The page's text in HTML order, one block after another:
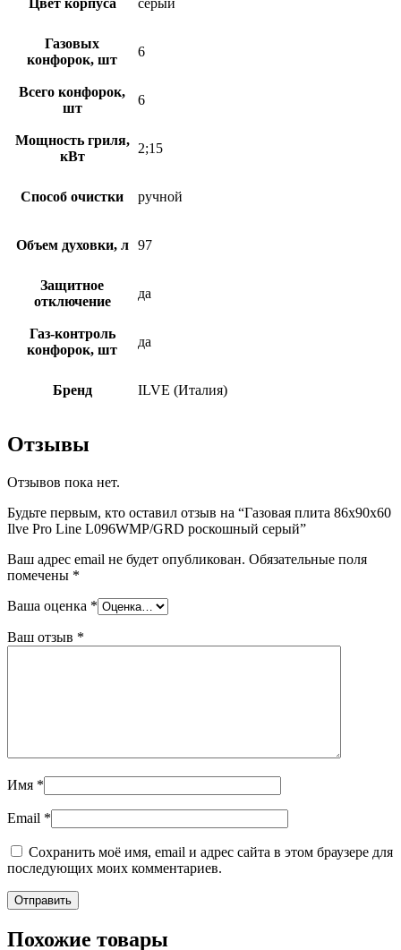
Газовых
конфорок, шт
6
Всего конфорок,
шт
6
Мощность гриля,
кВт
2;15
Способ очистки ручной
Объем духовки, л 97
Защитное
отключение
да
Газ-контроль
конфорок, шт
да
Бренд ILVE (Италия)
Отзывы
Отзывов пока нет.
Будьте первым, кто оставил отзыв на “Газовая плита 86х90х60
Ilve Pro Line L096WMP/GRD роскошный серый”
Ваш адрес email не будет опубликован. Обязательные поля
помечены *
Ваша оценка *
Ваш отзыв *
Имя *
Email *
Сохранить моё имя, email и адрес сайта в этом браузере для
последующих моих комментариев.
Похожие товары